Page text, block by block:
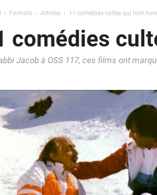
Formats Articles 11 comédies cultes qui font
comédies
Jacob à OSS 117, ces films ont